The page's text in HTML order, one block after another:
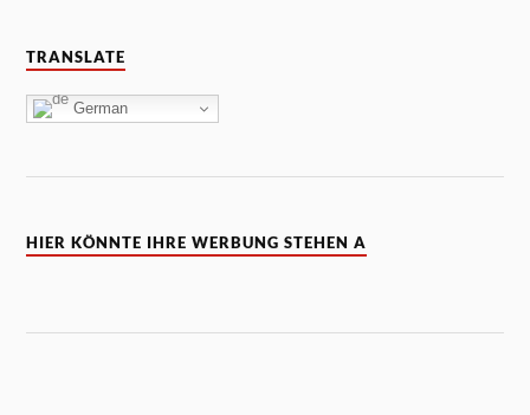
TRANSLATE
German
HIER KÖNNTE IHRE WERBUNG STEHEN A